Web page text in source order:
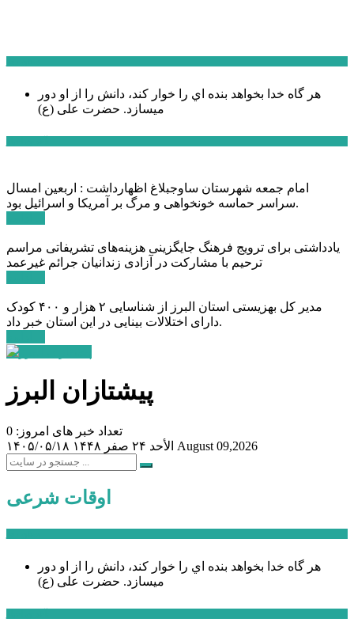
هر گاه خدا بخواهد بنده اي را خوار كند، دانش را از او دور
میسازد. حضرت علی (ع)
امام جمعه شهرستان ساوجبلاغ اظهارداشت : اربعین امسال
سراسر حماسه خونخواهی و مرگ بر آمریکا و اسرائیل بود.
یادداشتی برای ترویج فرهنگ جایگزینی هزینه‌های تشریفاتی مراسم
ترحیم با مشارکت در آزادی زندانیان جرائم غیرعمد
مدیر کل بهزیستی استان البرز از شناسایی ۲ هزار و ۴۰۰ کودک
دارای اختلالات بینایی در این استان خبر داد.
پیشتازان البرز
تعداد خبر های امروز: 0
۱۴۰۵/۰۵/۱۸
الأحد ۲۴ صفر ۱۴۴۸ August 09,2026
اوقات شرعی
هر گاه خدا بخواهد بنده اي را خوار كند، دانش را از او دور
میسازد. حضرت علی (ع)